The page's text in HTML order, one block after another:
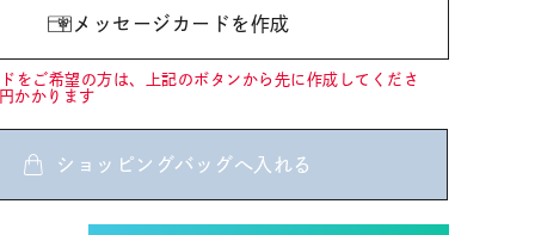
メッセージカードを作成
をご希望の方は、上記のボタンから先に作成してくださ
かかります
ショッピングバッグへ入れる